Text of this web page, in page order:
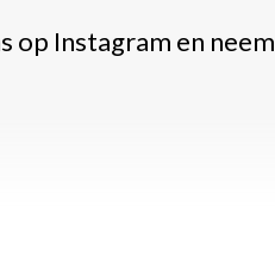
op Instagram en neem